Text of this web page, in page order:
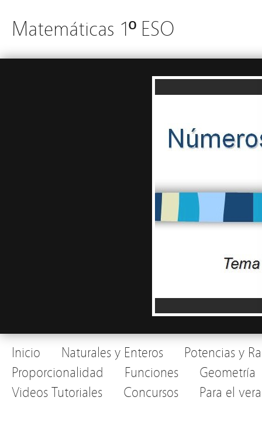
Matemáticas 1º ESO
Inicio Naturales y Enteros
Potencias y
Proporcionalidad
Funciones
Geometría
Videos Tutoriales
Concursos Para el